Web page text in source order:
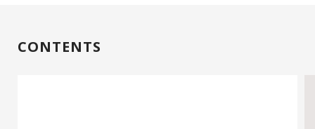
CONTENTS